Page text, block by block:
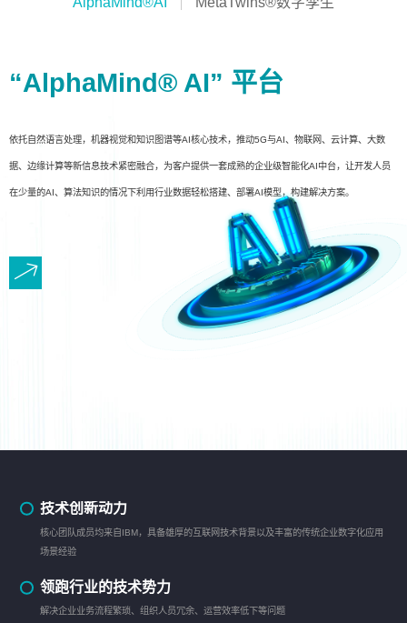
“AlphaMind® AI” 平台
依托自然语言处理，机器视觉和知识图谱等AI核心技术，推动5G与AI、物联网、云计算、大数
据、边缘计算等新信息技术紧密融合，为客户提供一套成熟的企业级智能化AI中台，让开发人员
在少量的AI、算法知识的情况下利用行业数据轻松搭建、部署AI模型，构建解决方案。
技术创新动力
核心团队成员均来自IBM，具备雄厚的互联网技术背景以及丰富的传统企业数字化应用
场景经验
领跑行业的技术势力
解决企业业务流程繁琐、组织人员冗余、运营效率低下等问题